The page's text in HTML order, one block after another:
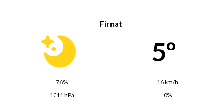
Firmat
5º
76%
16 km/h
1011 hPa
0%